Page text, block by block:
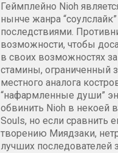
Геймплейно Nioh
нынче жанра
последствиями.
возможности, чтобы
в своих возможностях
стамины, ограниченный
местного аналога
“нафармленные души”
обвинить Nioh в некоей
Souls, но если сравнить
творению Миядзаки,
лучших последователей